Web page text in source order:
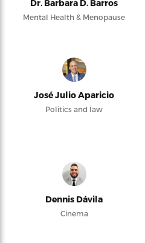
Dr. Barbara D. Barros
Mental Health & Menopause
José Julio Aparicio
Politics and law
Dennis Dávila
Cinema